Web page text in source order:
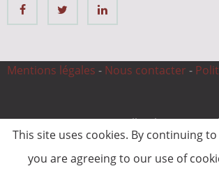
Mentions légales - Nous contacter -
© 2026 CnC Expertise, All rights
This site uses cookies. By continuing
you are agreeing to our use of